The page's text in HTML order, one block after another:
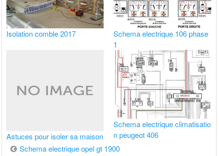
Isolation comble 2017
Schema electrique 106 phase
1
Astuces pour isoler sa maison
Schema electrique climatisatio
n peugeot 406
Navigation
Schema electrique opel gt 1900